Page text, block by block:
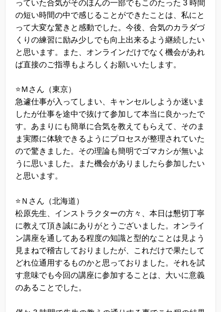
っていた合気がそのほんの一部でもこのたった 3 時間
の短い時間の中で感じることができたことは、私にと
って大変な驚きと感動でした。今後、合気のカラダづ
くりの練習に励み少しでも向上出来るよう継続したい
と思います。また、オンラインだけでなく機会があれ
ば直接のご指導もよろしくお願いいたします。
⭐️Ｍさん（東京）
急遽仕事が入ってしまい、キャンセルしようか迷いま
したが仕事を途中で抜けて参加して本当に良かったで
す。あまりにも簡単に合気を教えてもらえて、そのま
ま実際に体験できるようにプロセスが整理されていた
ので驚きました。その理論も簡明でゴマカシが無いよ
うに思いました。また機会がありましたら参加したい
と思います。
⭐️Ｎさん（北海道）
松原先生、インストラクターの方々、本日は懇切丁寧
に教えて頂き誠にありがとうございました。オンライ
ン講座を通してある程度の知識と型的なことは見よう
見まねで稽古しておりましたが、これだけで果たして
どれ位通用するものかと思っておりました。それを試
す意味でも今回の講座に参加することは、大いに意義
のあることでした。